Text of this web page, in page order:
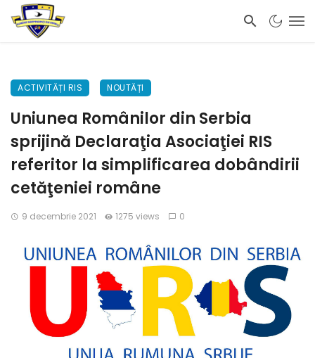
ACTIVITĂȚI RIS NOUTĂȚI
Uniunea Românilor din Serbia
sprijină Declaraţia Asociaţiei RIS
referitor la simplificarea dobândirii
cetăţeniei române
9 decembrie 2021 1275 views 0